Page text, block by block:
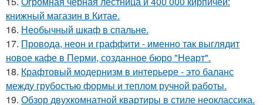
книжный магазин в Китае.
16. Необычный шкаф в спальне.
17. Провода, неон и граффити - именно так выглядит
новое кафе в Перми, созданное бюро "Неарт".
18. Крафтовый модернизм в интерьере - это баланс
между грубостью формы и теплом ручной работы.
19. Обзор двухкомнатной квартиры в стиле неоклассика.